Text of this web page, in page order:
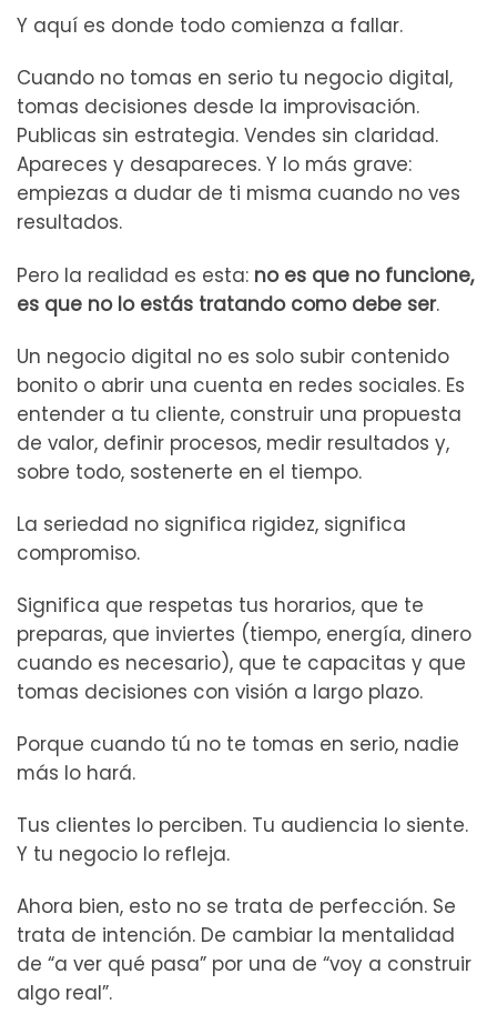
Y aquí es donde todo comienza a fallar.
Cuando no tomas en serio tu negocio digital,
tomas decisiones desde la improvisación.
Publicas sin estrategia. Vendes sin claridad.
Apareces y desapareces. Y lo más grave:
empiezas a dudar de ti misma cuando no ves
resultados.
Pero la realidad es esta: no es que no funcione,
es que no lo estás tratando como debe ser.
Un negocio digital no es solo subir contenido
bonito o abrir una cuenta en redes sociales. Es
entender a tu cliente, construir una propuesta
de valor, definir procesos, medir resultados y,
sobre todo, sostenerte en el tiempo.
La seriedad no significa rigidez, significa
compromiso.
Significa que respetas tus horarios, que te
preparas, que inviertes (tiempo, energía, dinero
cuando es necesario), que te capacitas y que
tomas decisiones con visión a largo plazo.
Porque cuando tú no te tomas en serio, nadie
más lo hará.
Tus clientes lo perciben. Tu audiencia lo siente.
Y tu negocio lo refleja.
Ahora bien, esto no se trata de perfección. Se
trata de intención. De cambiar la mentalidad
de “a ver qué pasa” por una de “voy a construir
algo real”.